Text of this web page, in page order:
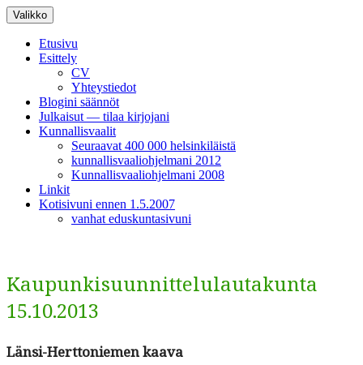
Siirry
sisältöön
Valikko
Etusivu
Esittely
CV
Yhteystiedot
Blogini säännöt
Julkaisut — tilaa kirjojani
Kunnallisvaalit
Seuraavat 400 000 helsinkiläistä
kunnallisvaaliohjelmani 2012
Kunnallisvaaliohjelmani 2008
Linkit
Kotisivuni ennen 1.5.2007
vanhat eduskuntasivuni
Kaupunkisuunnittelulautakunta
15.10.2013
Län­si-Hert­toniemen kaava